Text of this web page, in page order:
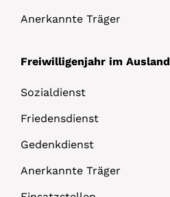
Anerkannte Träger
Freiwilligenjahr im Ausland
Sozialdienst
Friedensdienst
Gedenkdienst
Anerkannte Träger